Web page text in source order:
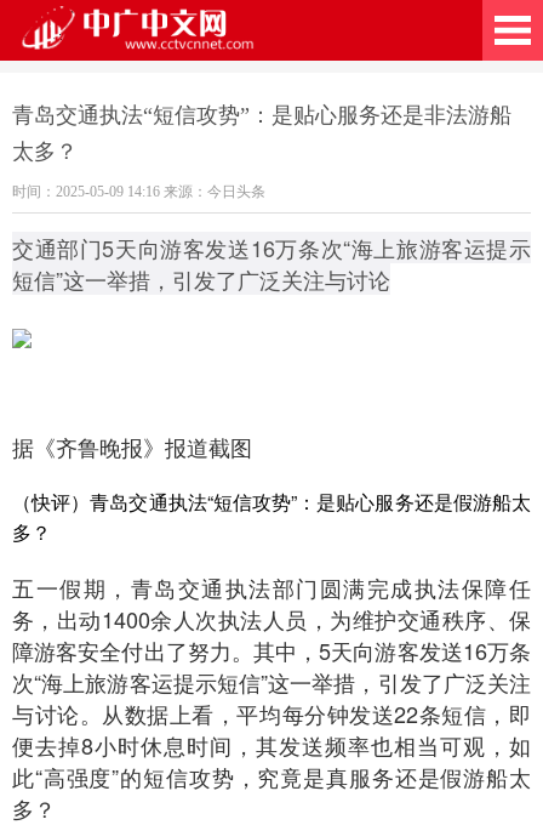
青岛交通执法“短信攻势”：是贴心服务还是非法游船
太多？
时间：2025-05-09 14:16 来源：今日头条
交通部门5天向游客发送16万条次“海上旅游客运提示
短信”这一举措，引发了广泛关注与讨论
据《齐鲁晚报》报道截图
（快评）青岛交通执法“短信攻势”：是贴心服务还是假游船太
多？
五一假期，青岛交通执法部门圆满完成执法保障任
务，出动1400余人次执法人员，为维护交通秩序、保
障游客安全付出了努力。其中，5天向游客发送16万条
次“海上旅游客运提示短信”这一举措，引发了广泛关注
与讨论。从数据上看，平均每分钟发送22条短信，即
便去掉8小时休息时间，其发送频率也相当可观，如
此“高强度”的短信攻势，究竟是真服务还是假游船太
多？